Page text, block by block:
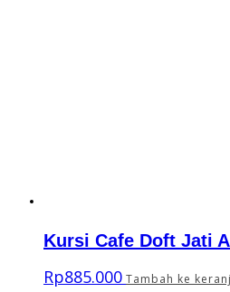
Kursi Cafe Doft Jati
Rp885.000 Tambah ke